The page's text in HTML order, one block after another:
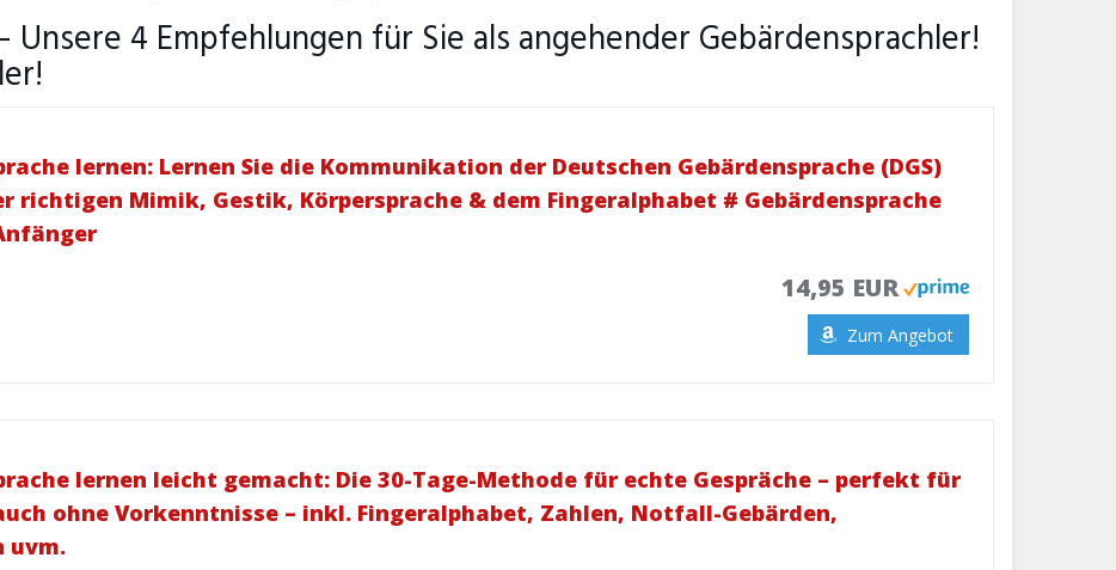
4 Empfehlungen für Sie als angehender Gebärdensprachler!
lernen: Lernen Sie die Kommunikation der Deutschen Gebärdensprache (DGS)
richtigen Mimik, Gestik, Körpersprache & dem Fingeralphabet # Gebärdensprache
14,95 EUR
Zum Angebot
lernen leicht gemacht: Die 30-Tage-Methode für echte Gespräche – perfekt für
ohne Vorkenntnisse – inkl. Fingeralphabet, Zahlen, Notfall-Gebärden,
uvm.